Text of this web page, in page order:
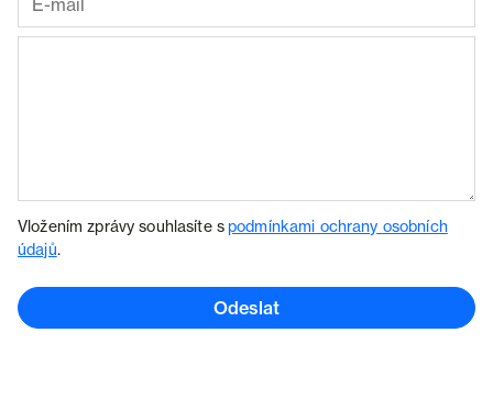
Vložením zprávy souhlasíte spodmínkami ochrany osobních
údajů.
Odeslat